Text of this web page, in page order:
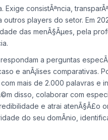
consistÃªncia,
players do setor. Em
das menÃ§Ãµes, pela
a perguntas
e anÃ¡lises comparativas.
mais de 2.000 palavras e
disso, colaborar com
e atrai atenÃ§Ã£o
do seu domÃ­nio,